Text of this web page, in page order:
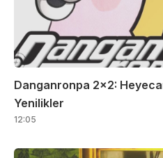
Danganronpa 2×2:
Yenilikler
12:05